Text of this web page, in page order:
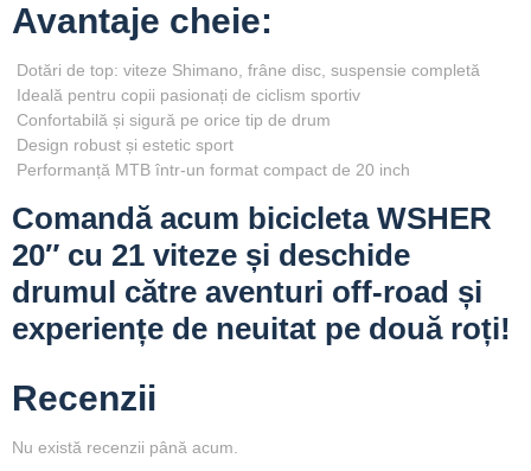
Avantaje cheie:
Dotări de top: viteze Shimano, frâne disc, suspensie completă
Ideală pentru copii pasionați de ciclism sportiv
Confortabilă și sigură pe orice tip de drum
Design robust și estetic sport
Performanță MTB într-un format compact de 20 inch
Comandă acum bicicleta WSHER
20″ cu 21 viteze și deschide
drumul către aventuri off-road și
experiențe de neuitat pe două roți!
Recenzii
Nu există recenzii până acum.